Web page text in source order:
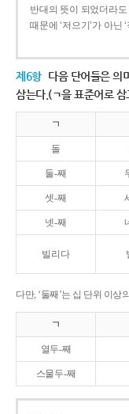
반대의 뜻이 되었더라도
때문에 ‘저으기’가 아닌
제6항 다음 단어들은 의
삼는다.(ㄱ을 표준어로
ㄱ
돌
둘-째
셋-째
넷-째
빌리다
다만, ‘둘째’는 십 단위 이상
ㄱ
열두-째
스물두-째